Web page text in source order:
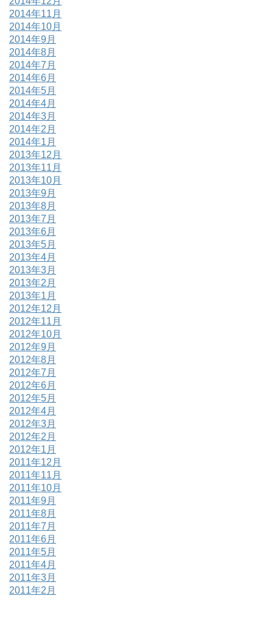
2014年11月
2014年10月
2014年9月
2014年8月
2014年7月
2014年6月
2014年5月
2014年4月
2014年3月
2014年2月
2014年1月
2013年12月
2013年11月
2013年10月
2013年9月
2013年8月
2013年7月
2013年6月
2013年5月
2013年4月
2013年3月
2013年2月
2013年1月
2012年12月
2012年11月
2012年10月
2012年9月
2012年8月
2012年7月
2012年6月
2012年5月
2012年4月
2012年3月
2012年2月
2012年1月
2011年12月
2011年11月
2011年10月
2011年9月
2011年8月
2011年7月
2011年6月
2011年5月
2011年4月
2011年3月
2011年2月